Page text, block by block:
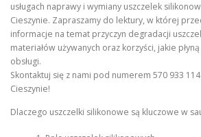
usługach naprawy i wymiany uszczelek
Cieszynie. Zapraszamy do lektury, w której
informacje na temat przyczyn degradacji
materiałów używanych oraz korzyści, jakie
obsługi.
Skontaktuj się z nami pod numerem 570 933
Cieszynie!
Dlaczego uszczelki silikonowe są kluczowe w